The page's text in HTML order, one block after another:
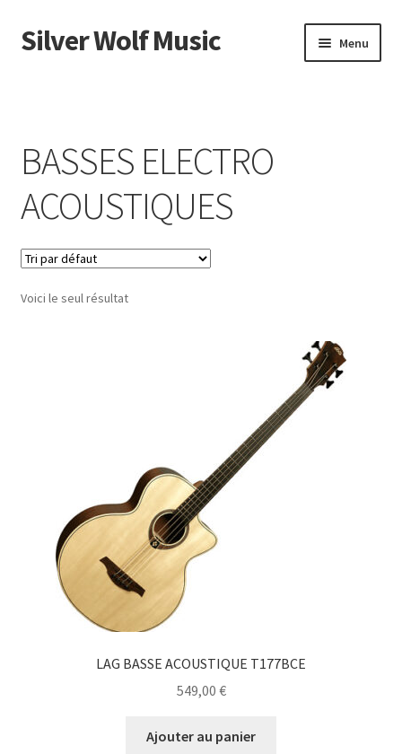
Aller
à
Aller
au
Silver Wolf Music Menu
BASSES ELECTRO
ACOUSTIQUES
Voici le seul résultat
LAG BASSE ACOUSTIQUE T177BCE
549,00 €
Ajouter au panier